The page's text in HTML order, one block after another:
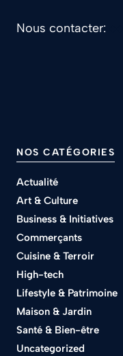
Nous contacter:
NOS CATÉGORIES
Actualité
Art & Culture
Business & Initiatives
Commerçants
Cuisine & Terroir
High-tech
Lifestyle & Patrimoine
Maison & Jardin
Santé & Bien-être
Uncategorized